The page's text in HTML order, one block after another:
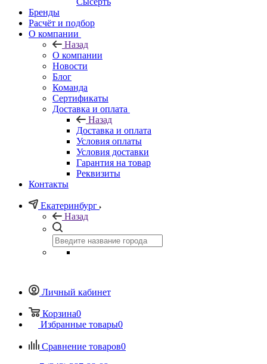
Бренды
Расчёт и подбор
О компании
Назад
О компании
Новости
Блог
Команда
Сертификаты
Доставка и оплата
Назад
Доставка и оплата
Условия оплаты
Условия доставки
Гарантия на товар
Реквизиты
Контакты
Екатеринбург
Назад
Личный кабинет
Корзина0
Избранные товары0
Сравнение товаров0